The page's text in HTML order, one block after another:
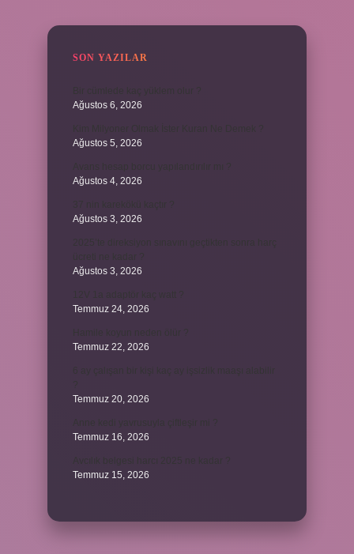
SON YAZILAR
Ağustos 6, 2026
Ağustos 5, 2026
Ağustos 4, 2026
Ağustos 3, 2026
Ağustos 3, 2026
Temmuz 24, 2026
Temmuz 22, 2026
Temmuz 20, 2026
Temmuz 16, 2026
Temmuz 15, 2026